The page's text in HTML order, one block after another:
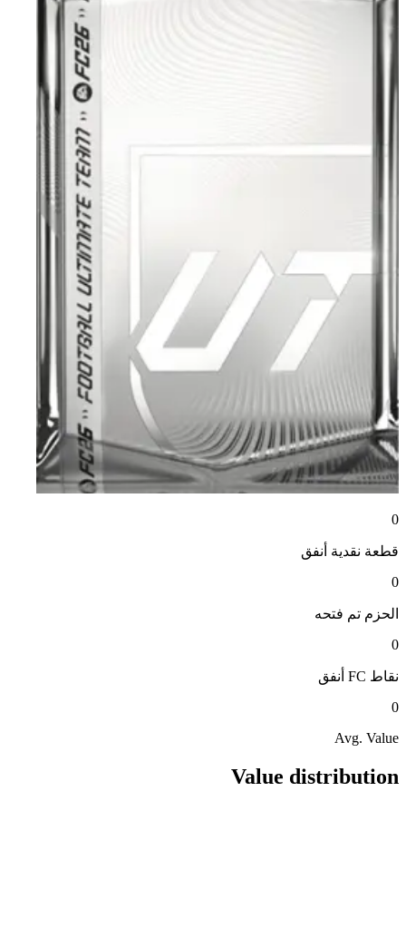
0
قطعة نقدية أنفق
0
الحزم تم فتحه
0
نقاط FC
أنفق
0
Avg. Value
Value distribution